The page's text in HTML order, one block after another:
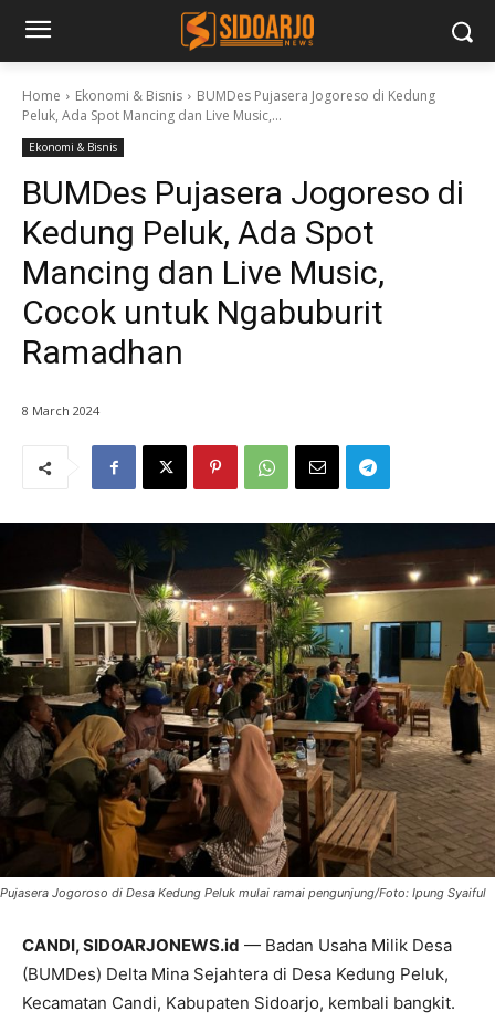
Home Ekonomi & Bisnis
BUMDes Pujasera Jogoreso di Kedung
Peluk, Ada Spot Mancing dan Live Music,...
Ekonomi & Bisnis
BUMDes Pujasera Jogoreso di
Kedung Peluk, Ada Spot
Mancing dan Live Music,
Cocok untuk Ngabuburit
Ramadhan
8 March 2024
Pujasera Jogoroso di Desa Kedung Peluk mulai ramai pengunjung/Foto: Ipung Syaiful
CANDI, SIDOARJONEWS.id — Badan Usaha Milik Desa
(BUMDes) Delta Mina Sejahtera di Desa Kedung Peluk,
Kecamatan Candi, Kabupaten Sidoarjo, kembali bangkit.